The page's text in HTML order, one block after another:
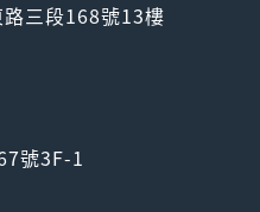
三段168號13樓
號3F-1